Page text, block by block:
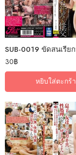
30฿
หยิบใส่ตะกร้า